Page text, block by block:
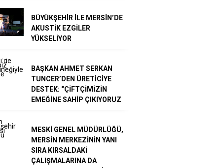
BÜYÜKŞEHİR İLE MERSİN’DE
AKUSTİK EZGİLER
YÜKSELİYOR
BAŞKAN AHMET SERKAN
TUNCER’DEN ÜRETİCİYE
DESTEK: “ÇİFTÇİMİZİN
EMEĞİNE SAHİP ÇIKIYORUZ
MESKİ GENEL MÜDÜRLÜĞÜ,
MERSİN MERKEZİNİN YANI
SIRA KIRSALDAKİ
ÇALIŞMALARINA DA